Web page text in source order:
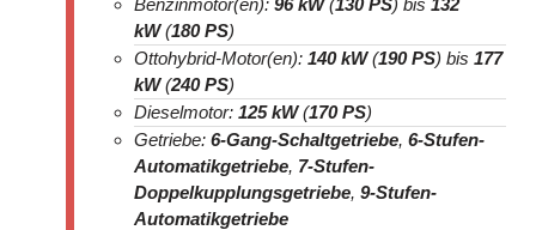
Benzinmotor(en): 96 kW(130 PS) bis 132
kW(180 PS)
Ottohybrid-Motor(en): 140 kW(190 PS) bis 177
kW(240 PS)
Dieselmotor: 125 kW(170 PS)
Getriebe: 6-Gang-Schaltgetriebe, 6-Stufen-
Automatikgetriebe, 7-Stufen-
Doppelkupplungsgetriebe, 9-Stufen-
Automatikgetriebe